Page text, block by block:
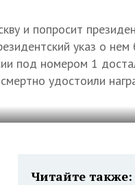
и попросит
указ о
под номером 1
удостоили
Читайте также: